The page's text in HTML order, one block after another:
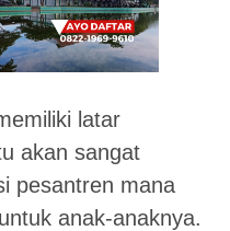
latar
akan sangat
pesantren mana
anak-anaknya.